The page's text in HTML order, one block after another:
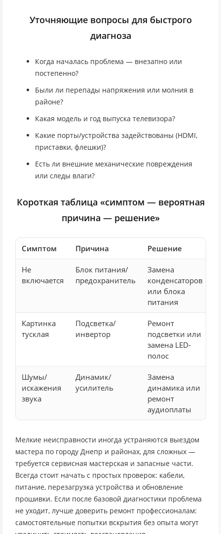
Уточняющие вопросы для быстрого
диагноза
Когда началась проблема — внезапно или
постепенно?
Были ли перепады напряжения или молния в
районе?
Какая модель и год выпуска телевизора?
Какие порты/устройства задействованы (HDMI,
приставки, флешки)?
Есть ли внешние механические повреждения
или следы влаги?
Короткая таблица «симптом — вероятная
причина — решение»
Симптом Причина Решение
Не
включается
Блок питания/
предохранитель
Замена
конденсаторов
или блока
питания
Картинка
тусклая
Подсветка/
инвертор
Ремонт
подсветки или
замена LED-
полос
Шумы/
искажения
звука
Динамик/
усилитель
Замена
динамика или
ремонт
аудиоплаты
Мелкие неисправности иногда устраняются выездом
мастера по городу Днепр и районах, для сложных —
требуется сервисная мастерская и запасные части.
Всегда стоит начать с простых проверок: кабели,
питание, перезагрузка устройства и обновление
прошивки. Если после базовой диагностики проблема
не уходит, лучше доверить ремонт профессионалам:
самостоятельные попытки вскрытия без опыта могут